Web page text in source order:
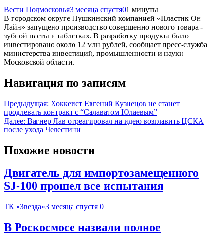
Вести Подмосковья3 месяца спустя01 минуты
В городском округе Пушкинский компанией «Пластик Он
Лайн» запущено производство совершенно нового товара -
зубной пасты в таблетках. В разработку продукта было
инвестировано около 12 млн рублей, сообщает пресс-служба
министерства инвестиций, промышленности и науки
Московской области.
Навигация по записям
Предыдущая: Хоккеист Евгений Кузнецов не станет
продлевать контракт с “Салаватом Юлаевым”
Далее: Вагнер Лав отреагировал на идею возглавить ЦСКА
после ухода Челестини
Похожие новости
Двигатель для импортозамещенного
SJ-100 прошел все испытания
ТК «Звезда»3 месяца спустя 0
В Роскосмосе назвали полное